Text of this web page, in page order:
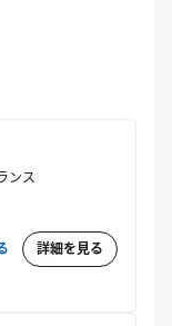
ンス
詳細を見る